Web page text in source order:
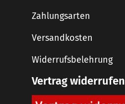
Zahlungsarten
Versandkosten
Widerrufsbelehrung
Vertrag widerrufen